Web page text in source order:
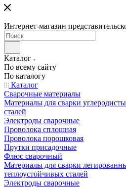
Интернет-магазин
Каталог
По всему сайту
По каталогу
Каталог
Сварочные материалы
Материалы для сварки
сталей
Электроды сварочные
Проволока сплошная
Проволока порошковая
Прутки присадочные
Флюс сварочный
Материалы для сварки
теплоустойчивых сталей
Электроды сварочные